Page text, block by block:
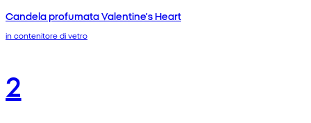
Candela profumata Valentine's Heart
in contenitore di vetro
2